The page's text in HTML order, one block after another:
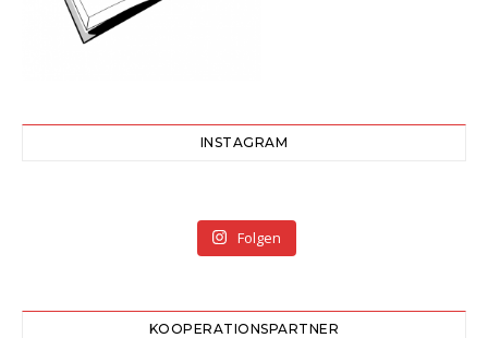
INSTAGRAM
Folgen
KOOPERATIONSPARTNER